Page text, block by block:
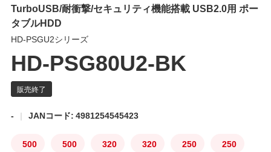
TurboUSB/耐衝撃/セキュリティ機能搭載 USB2.0用 ポー
タブルHDD
HD-PSGU2シリーズ
HD-PSG80U2-BK
- JANコード: 4981254545423
500 500 320 320 250 250